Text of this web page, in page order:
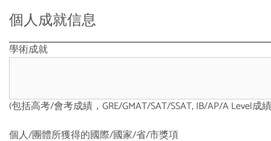
個人成就信息
學術成就
(包括高考/會考成績，GRE/GMAT/SAT/SSAT, IB/AP/A Level成
個人/團體所獲得的國際/國家/省/市獎項